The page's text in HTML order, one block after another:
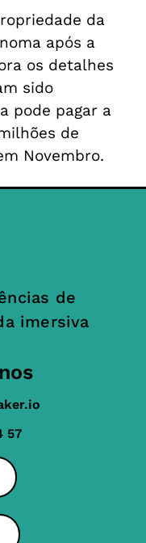
da
após a
os detalhes
sido
pode pagar a
de
Novembro.
de
imersiva
57